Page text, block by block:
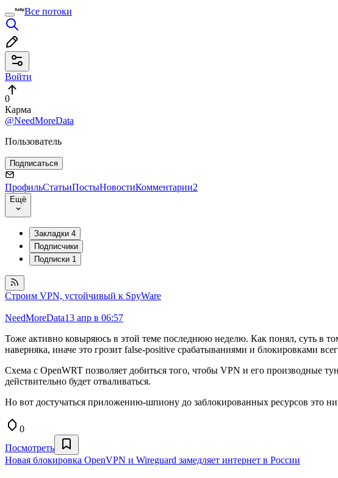
Все потоки
Войти
0
Карма
@NeedMoreData
Пользователь
Подписаться
ПрофильСтатьиПостыНовостиКомментарии2
Ещё
Закладки 4
Подписчики
Подписки 1
Строим VPN, устойчивый к SpyWare
NeedMoreData13 апр в 06:57
Тоже активно ковыряюсь в этой теме последнюю неделю. Как понял, суть в
наверняка, иначе это грозит false-positive срабатываниями и блокировками
Схема с OpenWRT позволяет добиться того, чтобы VPN и его производные
действительно будет отваливаться.
Но вот достучаться приложению-шпиону до заблокированных ресурсов это
0
Посмотреть
Новая блокировка OpenVPN и Wireguard замедляет интернет в России